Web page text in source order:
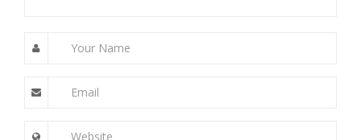
Your Name
Email
Website